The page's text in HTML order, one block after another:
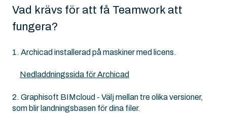
Vad krävs för att få Teamwork att
fungera?
1. Archicad installerad på maskiner med licens.
Nedladdningssida för Archicad
2. Graphisoft BIMcloud - Välj mellan tre olika versioner,
som blir landningsbasen för dina filer.